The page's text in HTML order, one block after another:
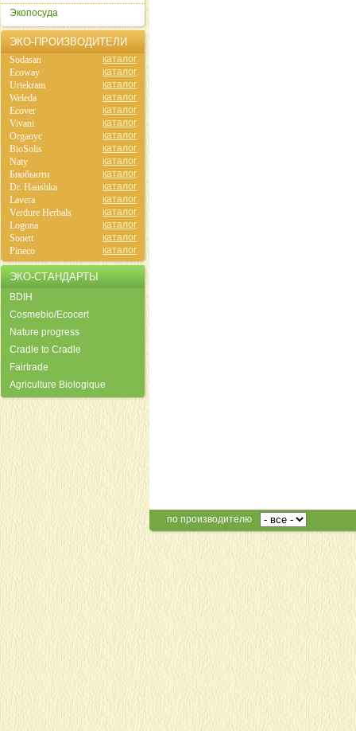
по производителю
Экопосуда
ЭКО-ПРОИЗВОДИТЕЛИ
Sodasan
каталог
Ecoway
каталог
Urtekram
каталог
Weleda
каталог
Ecover
каталог
Vivani
каталог
Organyc
каталог
BioSolis
каталог
Naty
каталог
Биобьюти
каталог
Dr. Haushka
каталог
Lavera
каталог
Verdure Herbals
каталог
Logona
каталог
Sonett
каталог
Pineco
каталог
ЭКО-СТАНДАРТЫ
BDIH
Cosmebio/Ecocert
Nature progress
Cradle to Cradle
Fairtrade
Agriculture Biologique